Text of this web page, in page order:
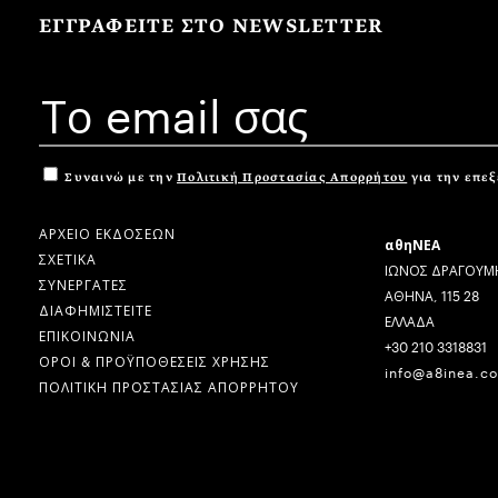
ΕΓΓΡΑΦΕΙΤΕ ΣΤΟ NEWSLETTER
Συναινώ με την Πολιτική Προστασίας Απορρήτου για την
ΑΡΧΕΙΟ ΕΚΔΟΣΕΩΝ
ΣΧΕΤΙΚΑ
ΣΥΝΕΡΓΑΤΕΣ
ΔΙΑΦΗΜΙΣΤΕΙΤΕ
ΕΠΙΚΟΙΝΩΝΙΑ
ΟΡΟΙ & ΠΡΟΫΠΟΘΕΣΕΙΣ ΧΡΗΣΗΣ
ΠΟΛΙΤΙΚΗ ΠΡΟΣΤΑΣΙΑΣ ΑΠΟΡΡΗΤΟΥ
αθηΝΕΑ
ΙΩΝΟΣ
ΑΘΗΝΑ, 115 28
ΕΛΛΑΔΑ
+30 210 3318831